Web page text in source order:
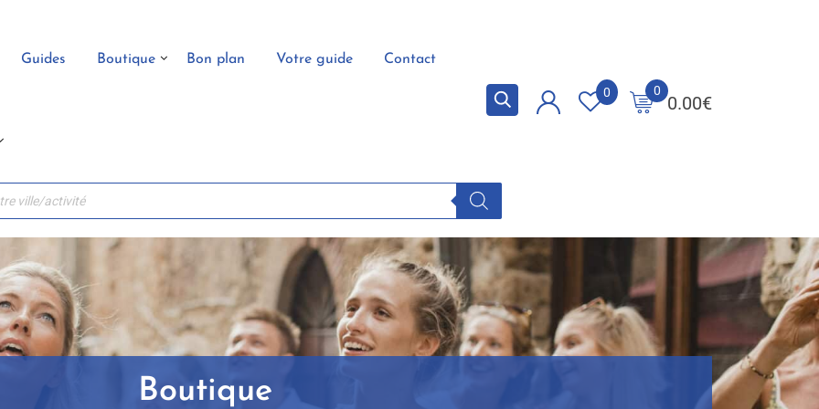
Guides Boutique Bon plan Votre guide Contact
0.00€
0
0
Boutique